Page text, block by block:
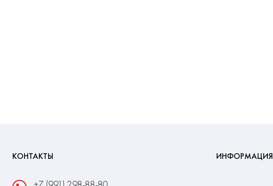
КОНТАКТЫ ИНФОРМАЦИЯ